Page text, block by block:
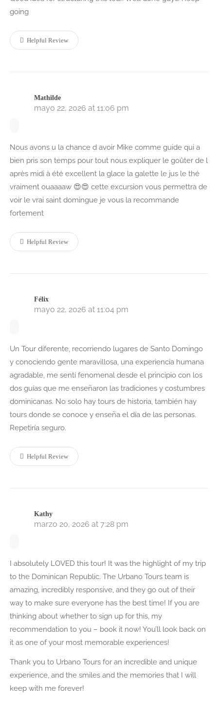
going
Helpful Review
Mathilde
mayo 22, 2026 at 11:06 pm
Nous avons u la chance d avoir Mike comme guide qui a
bien pris son temps pour tout nous expliquer le goûter de l
après midi à été excellent la glace la galette le jus le thé
vraiment ouaaaaw 😍😍 cette excursion vous permettra de
voir le vrai saint domingue je vous la recommande
fortement
Helpful Review
Félix
mayo 22, 2026 at 11:04 pm
Un Tour diferente, recorriendo lugares de Santo Domingo
y conociendo gente maravillosa, una experiencia humana
agradable, me sentí fenomenal desde el principio con los
dos guías que me enseñaron las tradiciones y costumbres
dominicanas. No solo hay tours de historia, también hay
tours donde se conoce y enseña el día de las personas.
Repetiría seguro.
Helpful Review
Kathy
marzo 20, 2026 at 7:28 pm
I absolutely LOVED this tour! It was the highlight of my trip
to the Dominican Republic. The Urbano Tours team is
amazing, incredibly responsive, and they go out of their
way to make sure everyone has the best time! If you are
thinking about whether to sign up for this, my
recommendation to you – book it now! You’ll look back on
it as one of your most memorable experiences!
Thank you to Urbano Tours for an incredible and unique
experience, and the smiles and the memories that I will
keep with me forever!